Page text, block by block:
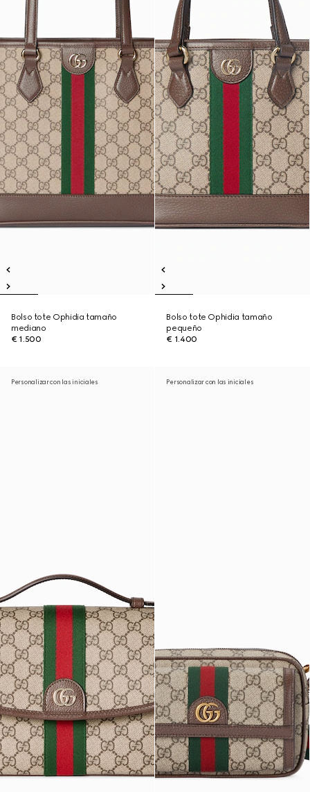
Bolso tote Ophidia tamaño
mediano
€ 1.500
Bolso tote Ophidia tamaño
pequeño
€ 1.400
Personalizar con las iniciales Personalizar con las iniciales